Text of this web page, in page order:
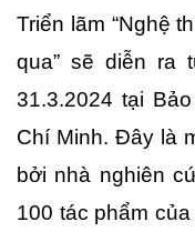
Triển lãm “Nghệ
qua” sẽ diễn ra
31.3.2024 tại
Chí Minh. Đây là
bởi nhà nghiên
100 tác phẩm